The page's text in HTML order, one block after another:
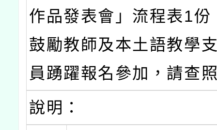
作品發表會」流程表1份
鼓勵教師及本土語教學
員踴躍報名參加，請查
說明：